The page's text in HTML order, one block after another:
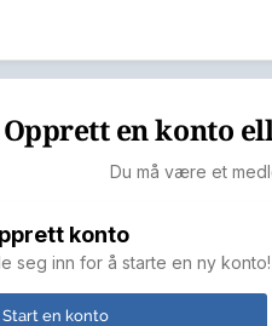
Opprett en konto
Du må være et
konto
seg inn for å starte en ny konto!
Start en konto